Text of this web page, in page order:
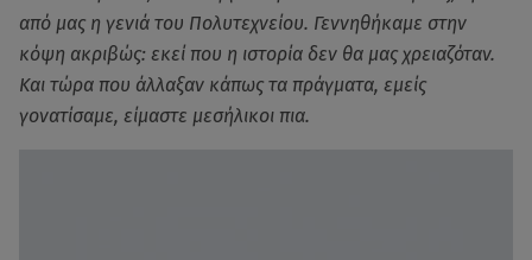
από μας η γενιά του Πολυτεχνείου. Γεννηθήκαμε στην
κόψη ακριβώς: εκεί που η ιστορία δεν θα μας χρειαζόταν.
Και τώρα που άλλαξαν κάπως τα πράγματα, εμείς
γονατίσαμε, είμαστε μεσήλικοι πια.